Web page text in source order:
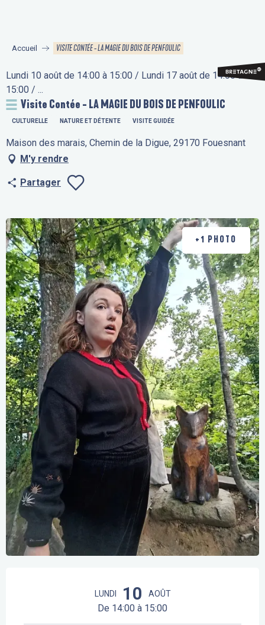
principal
Accueil VISITE CONTÉE - LA MAGIE DU BOIS DE PENFOULIC
Lundi 10 août de 14:00 à 15:00 / Lundi 17 août de 14:00 à
15:00 / ...
Visite Contée - LA MAGIE DU BOIS DE PENFOULIC
CULTURELLE NATURE ET DÉTENTE VISITE GUIDÉE
Maison des marais, Chemin de la Digue, 29170 Fouesnant
M'y rendre
Partager
+1 PHOTO
LUNDI 10 AOÛT
De 14:00 à 15:00